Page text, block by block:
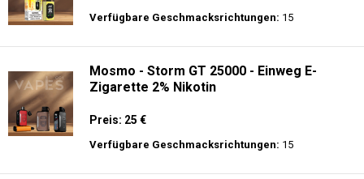
Verfügbare Geschmacksrichtungen: 15
Mosmo - Storm GT 25000 - Einweg E-
Zigarette 2% Nikotin
Preis: 25 €
Verfügbare Geschmacksrichtungen: 15